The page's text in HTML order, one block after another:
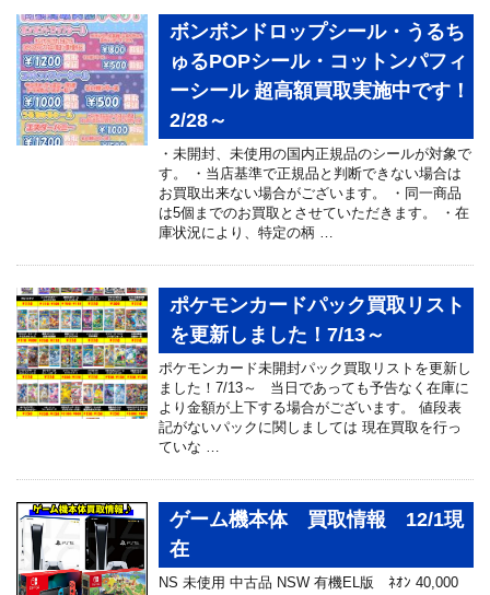
ボンボンドロップシール・うるち
ゅるPOPシール・コットンパフィ
ーシール 超高額買取実施中です！
2/28～
・未開封、未使用の国内正規品のシールが対象で
す。 ・当店基準で正規品と判断できない場合は
お買取出来ない場合がございます。 ・同一商品
は5個までのお買取とさせていただきます。 ・在
庫状況により、特定の柄 …
ポケモンカードパック買取リスト
を更新しました！7/13～
ポケモンカード未開封パック買取リストを更新し
ました！7/13～ 当日であっても予告なく在庫に
より金額が上下する場合がございます。 値段表
記がないパックに関しましては 現在買取を行っ
ていな …
ゲーム機本体 買取情報 12/1現
在
NS 未使用 中古品 NSW 有機EL版 ﾈｵﾝ 40,000